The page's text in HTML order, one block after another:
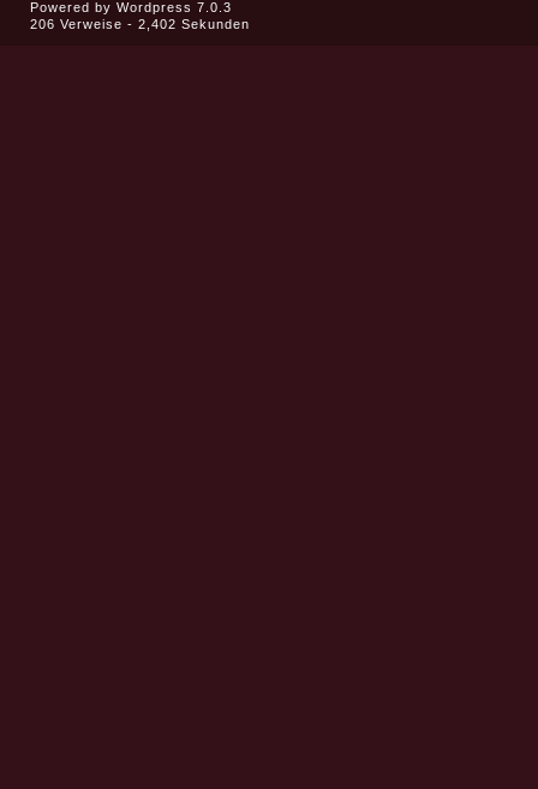
Powered by Wordpress 7.0.3
206 Verweise - 2,402 Sekunden